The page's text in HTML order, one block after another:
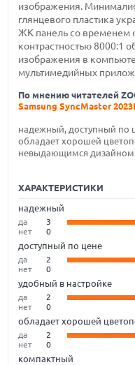
изображения.
глянцевого пластика
ЖК панель со временем
контрастностью 8000:1
изображения в
мультимедийных
По мнению читателей
Samsung SyncMaster
надежный, доступный по
обладает хорошей
невыдающимся
ХАРАКТЕРИСТИКИ
надежный
да
3
нет
0
доступный по цене
да
2
нет
0
удобный в настройке
да
2
нет
0
обладает хорошей
да
2
нет
0
компактный